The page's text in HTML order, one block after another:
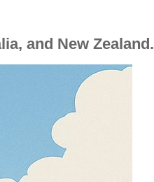
and New Zealand.